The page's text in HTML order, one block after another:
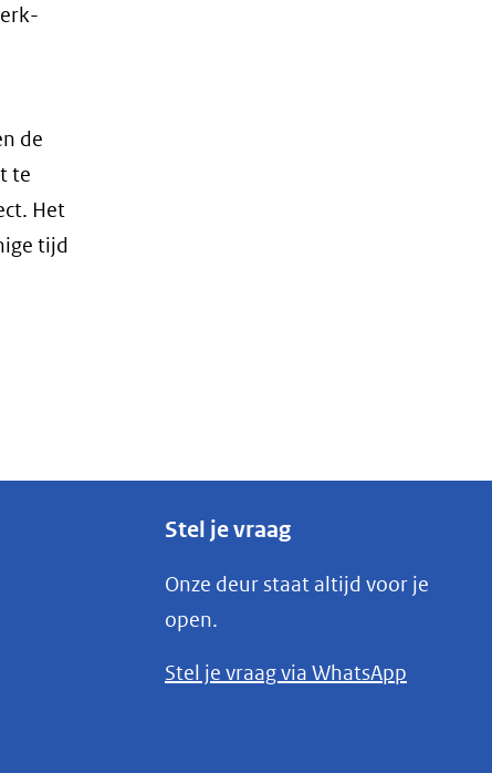
de
te
Het
tijd
Stel je vraag
Onze deur staat altijd voor je
open.
Stel je vraag via WhatsApp